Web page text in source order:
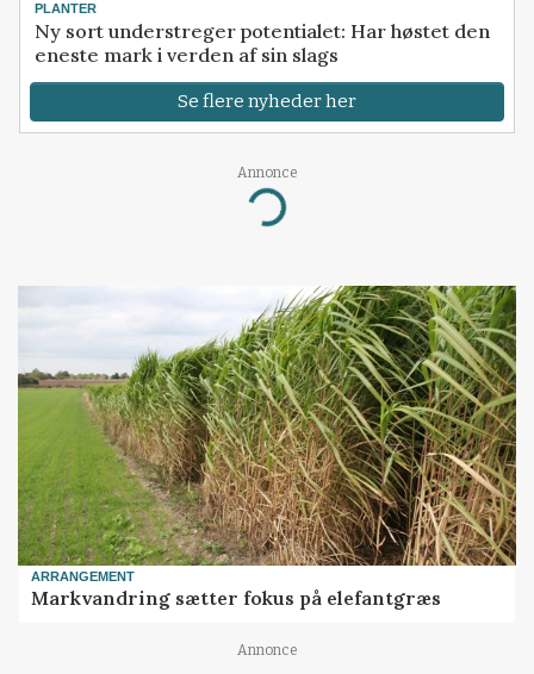
PLANTER
Ny sort understreger potentialet: Har høstet den
eneste mark i verden af sin slags
Se flere nyheder her
Annonce
Loading...
ARRANGEMENT
Markvandring sætter fokus på elefantgræs
Annonce